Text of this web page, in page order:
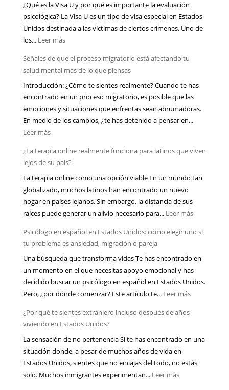
¿Qué es la Visa U y por qué es importante la evaluación
psicológica? La Visa U es un tipo de visa especial en Estados
Unidos destinada a las víctimas de ciertos crímenes. Uno de
los... Leer más:
U
y
evaluación
psicológica:
qué
suele
cómo
prepararte
emocionalmente
Señales de que el proceso migratorio está afectando tu
salud mental más de lo que piensas
Introducción: ¿Cómo te sientes realmente? Cuando te has
encontrado en un proceso migratorio, es posible que las
emociones y situaciones que enfrentas sean abrumadoras.
En medio de los cambios, ¿te has detenido a pensar en...
Leer más:
de
que
el
proceso
migratorio
está
mental
más
de
lo
que
piensas
¿La terapia online realmente funciona para latinos que viven
lejos de su país?
La terapia online como una opción viable En un mundo tan
globalizado, muchos latinos han encontrado un nuevo
hogar en países lejanos. Sin embargo, la distancia de sus
raíces puede generar un alivio necesario para... Leer más:
terapia
realmente
funciona
para
de
país?
Psicólogo en español en Estados Unidos: cómo elegir uno si
tu problema es ansiedad, migración o pareja
Una búsqueda que transforma vidas Te has encontrado en
un momento en el que necesitas apoyo emocional y has
decidido buscar un psicólogo en español en Estados Unidos.
Pero, ¿por dónde comenzar? Este artículo te... Leer más:
en
Unidos:
¿Por qué te sientes extranjero incluso después de años
viviendo en Estados Unidos?
La sensación de no pertenencia Si te has encontrado en una
situación donde, a pesar de muchos años de vida en
Estados Unidos, sientes que no encajas del todo, no estás
solo. Muchos inmigrantes experimentan... Leer más: